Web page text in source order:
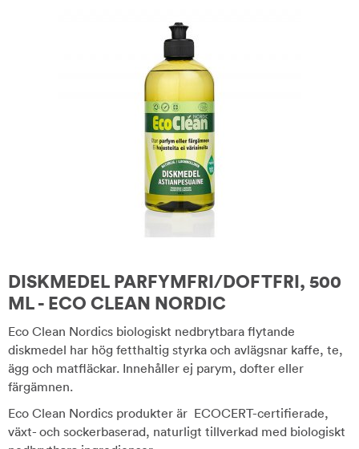
DISKMEDEL PARFYMFRI/DOFTFRI, 500
ML - ECO CLEAN NORDIC
Eco Clean Nordics biologiskt nedbrytbara flytande
diskmedel har hög fetthaltig styrka och avlägsnar kaffe, te,
ägg och matfläckar. Innehåller ej parym, dofter eller
färgämnen.
Eco Clean Nordics produkter är ECOCERT-certifierade,
växt- och sockerbaserad, naturligt tillverkad med biologiskt